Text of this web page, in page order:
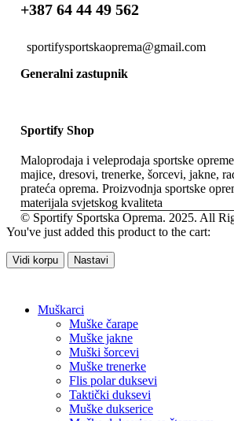
+387 64 44 49 562
sportifysportskaoprema@gmail.com
Generalni zastupnik
Sportify Shop
Maloprodaja i veleprodaja sportske
majice, dresovi, trenerke, šorcevi, jakne,
prateća oprema. Proizvodnja sportske
materijala svjetskog kvaliteta
© Sportify Sportska Oprema. 2025. All
You've just added this product to the cart:
Vidi korpu Nastavi
Muškarci
Muške čarape
Muške jakne
Muški šorcevi
Muške trenerke
Flis polar duksevi
Taktički duksevi
Muške dukserice